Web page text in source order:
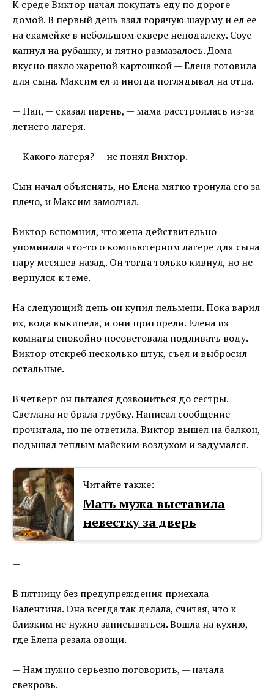
К среде Виктор начал покупать еду по дороге
домой. В первый день взял горячую шаурму и ел ее
на скамейке в небольшом сквере неподалеку. Соус
капнул на рубашку, и пятно размазалось. Дома
вкусно пахло жареной картошкой — Елена готовила
для сына. Максим ел и иногда поглядывал на отца.
— Пап, — сказал парень, — мама расстроилась из-за
летнего лагеря.
— Какого лагеря? — не понял Виктор.
Сын начал объяснять, но Елена мягко тронула его за
плечо, и Максим замолчал.
Виктор вспомнил, что жена действительно
упоминала что-то о компьютерном лагере для сына
пару месяцев назад. Он тогда только кивнул, но не
вернулся к теме.
На следующий день он купил пельмени. Пока варил
их, вода выкипела, и они пригорели. Елена из
комнаты спокойно посоветовала подливать воду.
Виктор отскреб несколько штук, съел и выбросил
остальные.
В четверг он пытался дозвониться до сестры.
Светлана не брала трубку. Написал сообщение —
прочитала, но не ответила. Виктор вышел на балкон,
подышал теплым майским воздухом и задумался.
Читайте также:
Мать мужа выставила
невестку за дверь
—
В пятницу без предупреждения приехала
Валентина. Она всегда так делала, считая, что к
близким не нужно записываться. Вошла на кухню,
где Елена резала овощи.
— Нам нужно серьезно поговорить, — начала
свекровь.